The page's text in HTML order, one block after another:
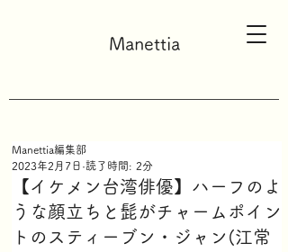
Manettia
【イケメン台湾俳優】ハーフのよ
うな顔立ちと髭がチャームポイン
トのスティーブン・ジャン(江常
Manettia編集部
2023年2月7日 読了時間: 2分